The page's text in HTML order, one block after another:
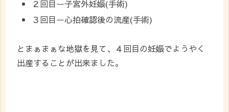
２回目ー子宮外妊娠(手術)
３回目ー心拍確認後の流産(手術)
とまぁまぁな地獄を見て、４回目の妊娠でようやく
出産することが出来ました。